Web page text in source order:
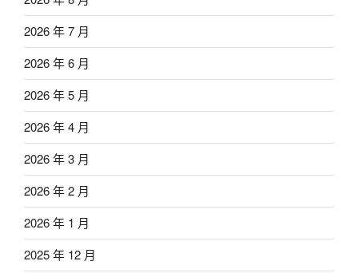
2026 年 7 月
2026 年 6 月
2026 年 5 月
2026 年 4 月
2026 年 3 月
2026 年 2 月
2026 年 1 月
2025 年 12 月